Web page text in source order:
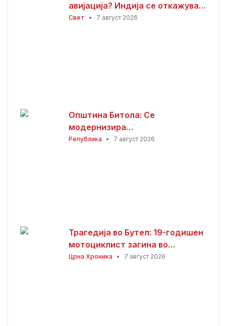
авијација? Индија се откажува
од набавка на Су-57
Свет • 7 август 2026
Општина Битола: Се
модернизира
инфраструктурата кај
Република • 7 август 2026
Трагедија во Бутел: 19-годишен
мотоциклист загина во
сообраќајна несреќа
Црна Хроника • 7 август 2026